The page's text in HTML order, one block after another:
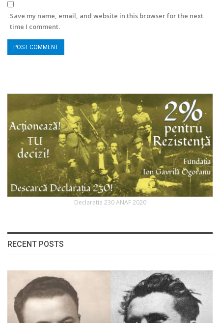
Save my name, email, and website in this browser for the next
time I comment.
Declaratia 230 ANAF 2020
RECENT POSTS